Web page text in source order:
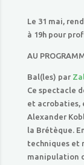
Le 31 mai,
à 19h pour
AU
Bal(les) par
Ce spectacle
et acrobaties,
Alexander
la Brétèque.
techniques et
manipulation